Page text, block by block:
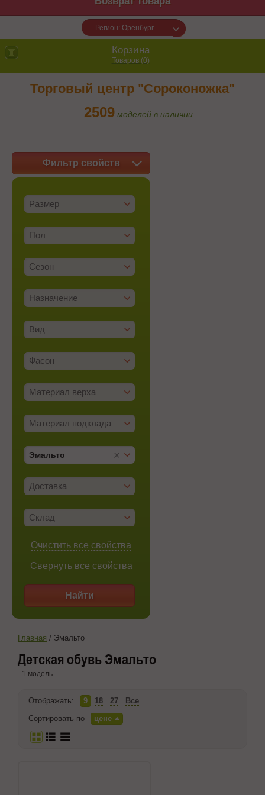
Регион: Оренбург
Корзина
Товаров (0)
Торговый центр "Сороконожка"
2509 моделей в наличии
Фильтр свойств
Размер
Пол
Сезон
Назначение
Вид
Фасон
Материал верха
Материал подклада
Эмальто
Доставка
Склад
Очистить все свойства
Свернуть все свойства
Найти
Главная / Эмальто
Детская обувь Эмальто
1 модель
Отображать: 9 18 27
Все
Сортировать по
цене